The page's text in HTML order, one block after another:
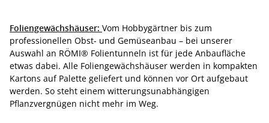
Foliengewächshäuser: Vom Hobbygärtner bis zum
professionellen Obst- und Gemüseanbau – bei unserer
Auswahl an RÖMI® Folientunneln ist für jede Anbaufläche
etwas dabei. Alle Foliengewächshäuser werden in kompakten
Kartons auf Palette geliefert und können vor Ort aufgebaut
werden. So steht einem witterungsunabhängigen
Pflanzvergnügen nicht mehr im Weg.